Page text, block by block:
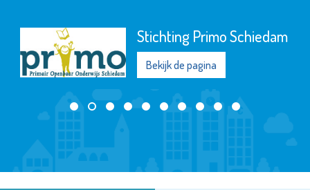
Stichting Primo Schiedam
Bekijk de pagina